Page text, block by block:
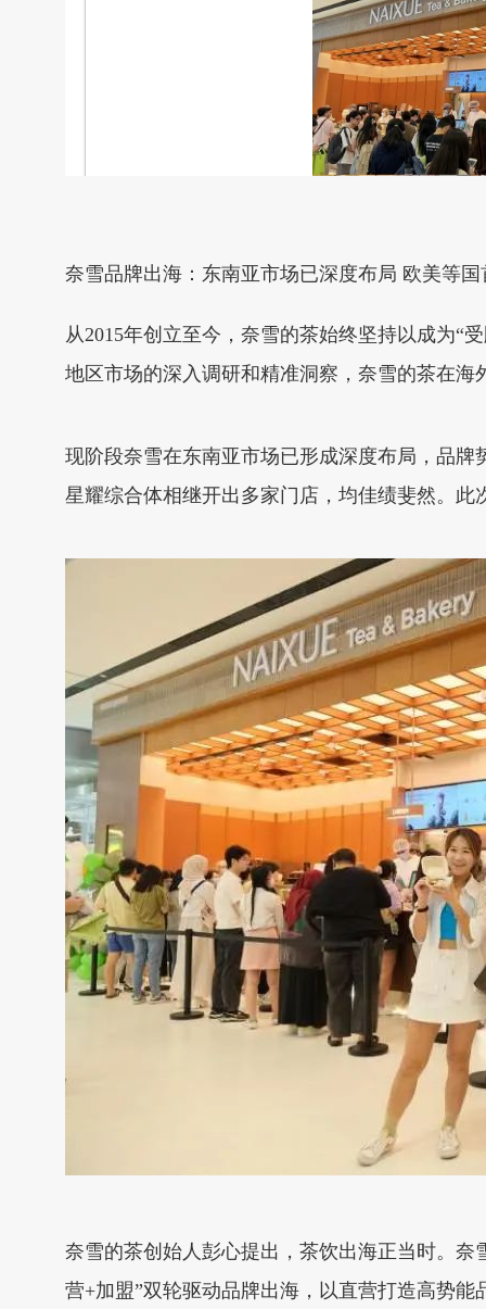
奈雪品牌出海：东南亚市场已深度布局 欧美等
从2015年创立至今，奈雪的茶始终坚持以成为“
地区市场的深入调研和精准洞察，奈雪的茶在海
现阶段奈雪在东南亚市场已形成深度布局，品牌
星耀综合体相继开出多家门店，均佳绩斐然。
奈雪的茶创始人彭心提出，茶饮出海正当时。
营+加盟”双轮驱动品牌出海，以直营打造高势